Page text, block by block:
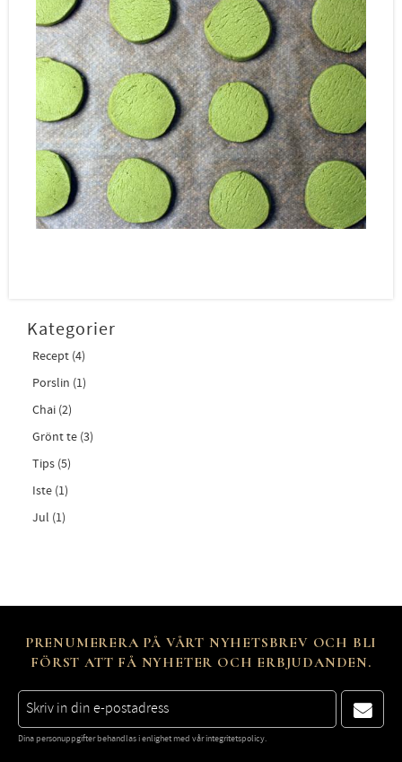
Kategorier
Recept (4)
Porslin (1)
Chai (2)
Grönt te (3)
Tips (5)
Iste (1)
Jul (1)
PRENUMERERA PÅ VÅRT NYHETSBREV OCH BLI
FÖRST ATT FÅ NYHETER OCH ERBJUDANDEN.
Dina personuppgifter behandlas i enlighet med vårintegritetspolicy.